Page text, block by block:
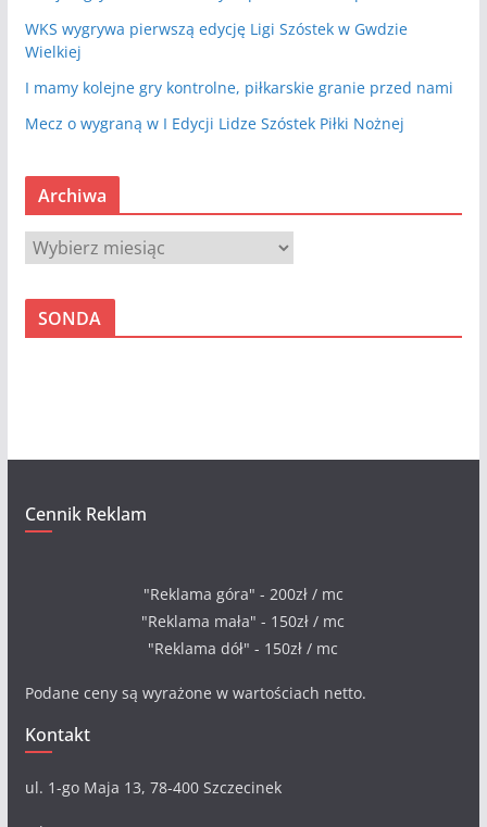
WKS wygrywa pierwszą edycję Ligi Szóstek w Gwdzie
Wielkiej
I mamy kolejne gry kontrolne, piłkarskie granie przed nami
Mecz o wygraną w I Edycji Lidze Szóstek Piłki Nożnej
Archiwa
A
r
c
SONDA
Cennik Reklam
"Reklama góra" - 200zł / mc
"Reklama mała" - 150zł / mc
"Reklama dół" - 150zł / mc
Podane ceny są wyrażone w wartościach netto.
Kontakt
ul. 1-go Maja 13, 78-400 Szczecinek